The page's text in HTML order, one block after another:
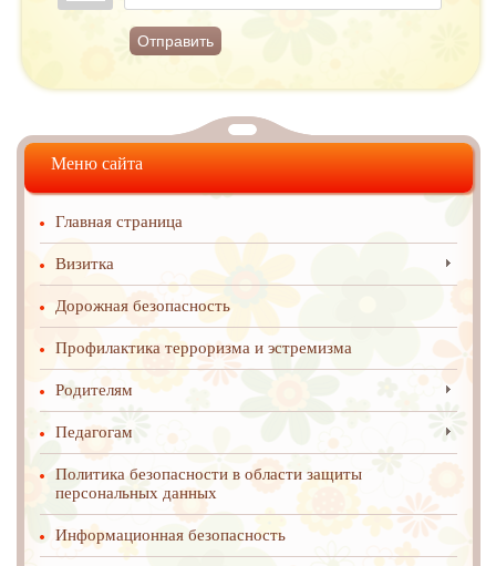
Отправить
Меню сайта
Главная страница
Визитка
Дорожная безопасность
Профилактика терроризма и эстремизма
Родителям
Педагогам
Политика безопасности в области защиты
персональных данных
Информационная безопасность